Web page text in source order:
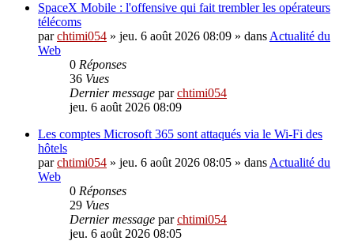
SpaceX Mobile : l'offensive qui fait trembler les opérateurs
télécoms
parchtimi054 » jeu. 6 août 2026 08:09 » dans Actualité du
Web
0 Réponses
36 Vues
Dernier message parchtimi054
jeu. 6 août 2026 08:09
Les comptes Microsoft 365 sont attaqués via le Wi-Fi des
hôtels
parchtimi054 » jeu. 6 août 2026 08:05 » dans Actualité du
Web
0 Réponses
29 Vues
Dernier message parchtimi054
jeu. 6 août 2026 08:05